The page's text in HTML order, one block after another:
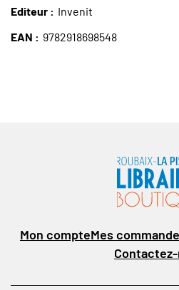
Editeur
Invenit
EAN
9782918698548
Mon compteMes